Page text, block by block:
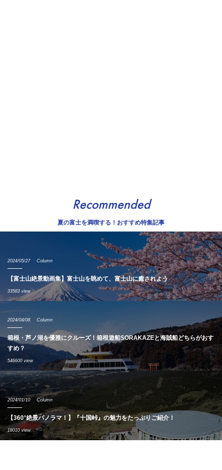
Recommended
夏の富士を満喫する！おすすめ特集記事
2024/05/27 Column
【富士山絶景動画集】富士山を眺めて、富士山に癒されよう
33583 view
2024/04/08 Column
箱根・芦ノ湖を優雅にクルーズ！箱根遊船SORAKAZEと海賊船どちらがおす
すめ？
546600 view
2024/01/10 Column
【360°絶景パノラマ！】『十国峠』の魅力をたっぷりご紹介！
18010 view